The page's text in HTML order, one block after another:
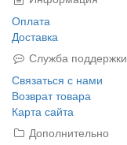
Оплата
Доставка
Служба поддержки
Связаться с нами
Возврат товара
Карта сайта
Дополнительно